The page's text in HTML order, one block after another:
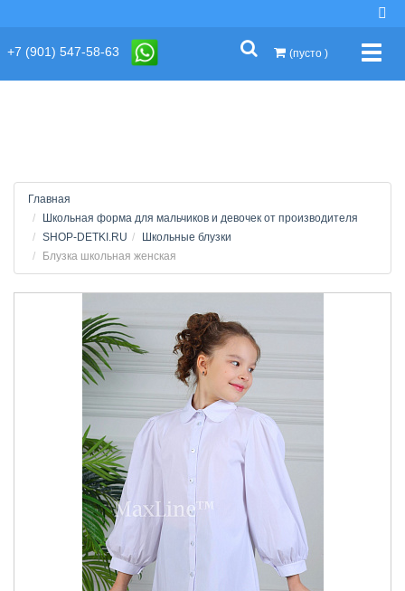
+7 (901) 547-58-63 (пусто )
Главная
Школьная форма для мальчиков и девочек от производителя
SHOP-DETKI.RU
Школьные блузки
Блузка школьная женская